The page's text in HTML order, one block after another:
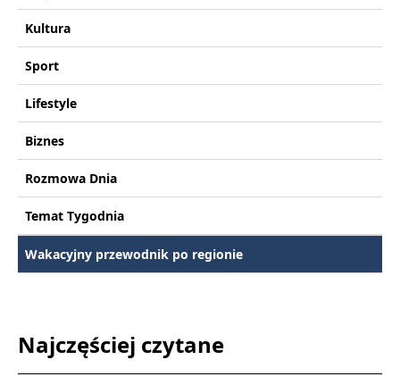
Kultura
Sport
Lifestyle
Biznes
Rozmowa Dnia
Temat Tygodnia
Wakacyjny przewodnik po regionie
Najczęściej czytane